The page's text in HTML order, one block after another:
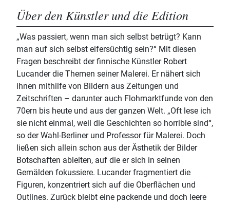
Über den Künstler und die Edition
„Was passiert, wenn man sich selbst betrügt? Kann
man auf sich selbst eifersüchtig sein?“ Mit diesen
Fragen beschreibt der finnische Künstler Robert
Lucander die Themen seiner Malerei. Er nähert sich
ihnen mithilfe von Bildern aus Zeitungen und
Zeitschriften – darunter auch Flohmarktfunde von den
70ern bis heute und aus der ganzen Welt. „Oft lese ich
sie nicht einmal, weil die Geschichten so horrible sind“,
so der Wahl-Berliner und Professor für Malerei. Doch
ließen sich allein schon aus der Ästhetik der Bilder
Botschaften ableiten, auf die er sich in seinen
Gemälden fokussiere. Lucander fragmentiert die
Figuren, konzentriert sich auf die Oberflächen und
Outlines. Zurück bleibt eine packende und doch leere